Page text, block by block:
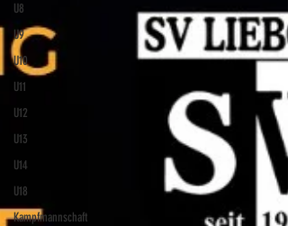
U8
U9
U10
U11
U12
U13
U14
U18
Kampfmannschaft